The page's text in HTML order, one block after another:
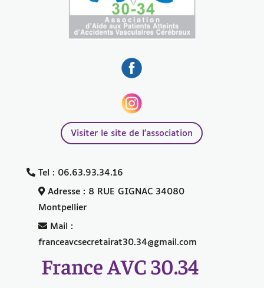
Visiter le site de l'association
Tel : 06.63.93.34.16
Adresse : 8 RUE GIGNAC 34080
Montpellier
Mail :
franceavcsecretairat30.34@gmail.com
France AVC 30.34